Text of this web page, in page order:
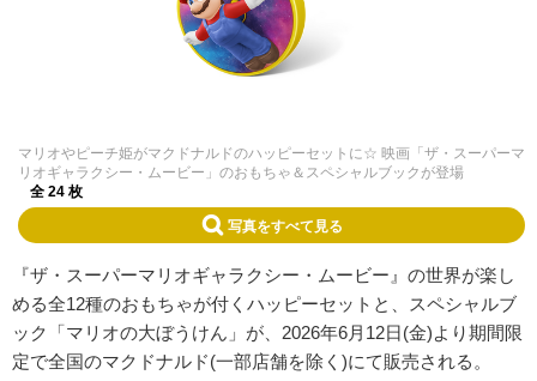
マリオやピーチ姫がマクドナルドのハッピーセットに☆ 映画「ザ・スーパーマ
リオギャラクシー・ムービー」のおもちゃ＆スペシャルブックが登場
全 24 枚
写真をすべて見る
『ザ・スーパーマリオギャラクシー・ムービー』の世界が楽し
める全12種のおもちゃが付くハッピーセットと、スペシャルブ
ック「マリオの大ぼうけん」が、2026年6月12日(金)より期間限
定で全国のマクドナルド(一部店舗を除く)にて販売される。